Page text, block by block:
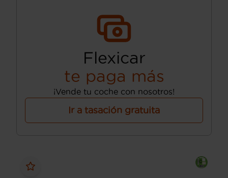
Flexicar
te paga más
¡Vende tu coche con nosotros!
Ir a tasación gratuita